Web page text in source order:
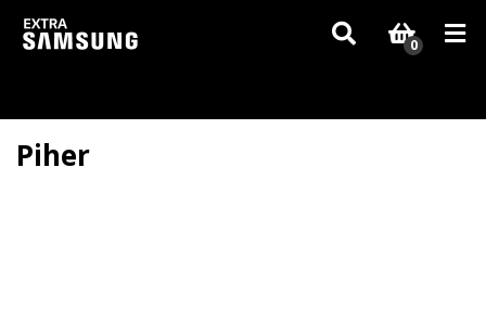
Vzhledem k aktuální situaci se může dodání dílů, které nejsou skladem,
zpozdit. Děkujeme za pochopení.
0
Piher